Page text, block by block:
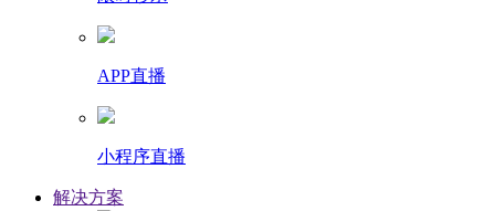
APP直播
小程序直播
解决方案